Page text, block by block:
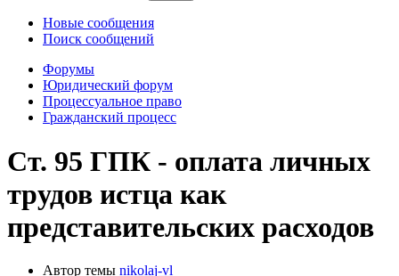
Новые сообщения
Поиск сообщений
Форумы
Юридический форум
Процессуальное право
Гражданский процесс
Ст. 95 ГПК - оплата личных
трудов истца как
представительских расходов
Автор темы nikolaj-vl